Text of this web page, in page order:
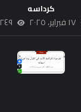
كرداسه
١٧ فبراير، ٢٠٢٥ ٢٤٩